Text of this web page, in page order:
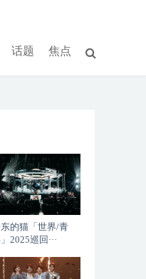
话题 焦点
的猫「世界/青
2025巡回···